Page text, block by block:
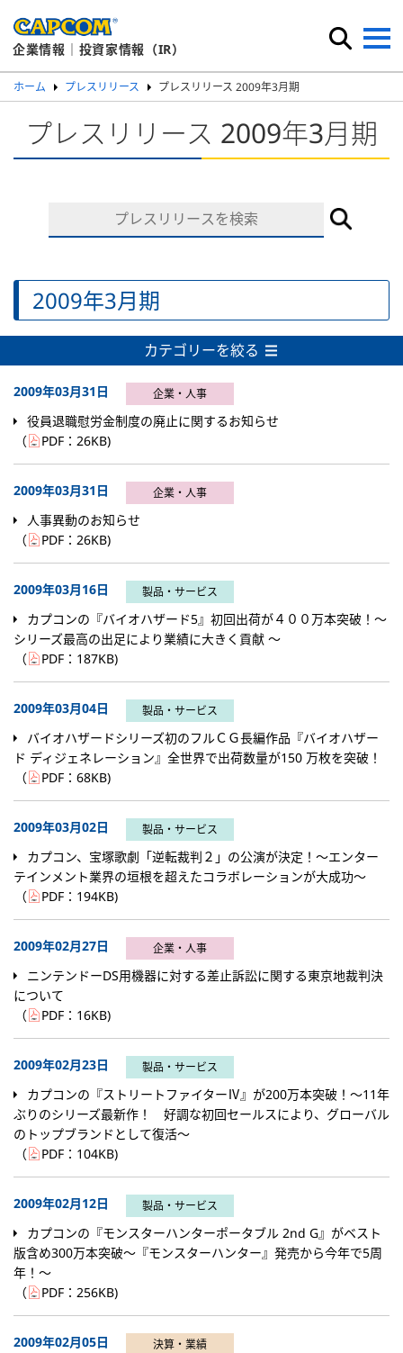
企業情報｜投資家情報（IR）
ホーム プレスリリース プレスリリース 2009年3月期
プレスリリース 2009年3月期
2009年3月期
カテゴリーを絞る
2009年03月31日 企業・人事
役員退職慰労金制度の廃止に関するお知らせ
（
PDF： 26KB)
2009年03月31日 企業・人事
人事異動のお知らせ
（
PDF： 26KB)
2009年03月16日 製品・サービス
カプコンの『バイオハザード5』初回出荷が４００万本突破！～
シリーズ最高の出足により業績に大きく貢献 ～
（
PDF： 187KB)
2009年03月04日 製品・サービス
バイオハザードシリーズ初のフルＣＧ長編作品『バイオハザー
ド ディジェネレーション』全世界で出荷数量が150 万枚を突破！
（
PDF： 68KB)
2009年03月02日 製品・サービス
カプコン、宝塚歌劇「逆転裁判２」の公演が決定！～エンター
テインメント業界の垣根を超えたコラボレーションが大成功～
（
PDF： 194KB)
2009年02月27日 企業・人事
ニンテンドーDS用機器に対する差止訴訟に関する東京地裁判決
について
（
PDF： 16KB)
2009年02月23日 製品・サービス
カプコンの『ストリートファイターⅣ』が200万本突破！～11年
ぶりのシリーズ最新作！ 好調な初回セールスにより、グローバル
のトップブランドとして復活～
（
PDF： 104KB)
2009年02月12日 製品・サービス
カプコンの『モンスターハンターポータブル 2nd G』がベスト
版含め300万本突破～『モンスターハンター』発売から今年で5周
年！～
（
PDF： 256KB)
2009年02月05日 決算・業績